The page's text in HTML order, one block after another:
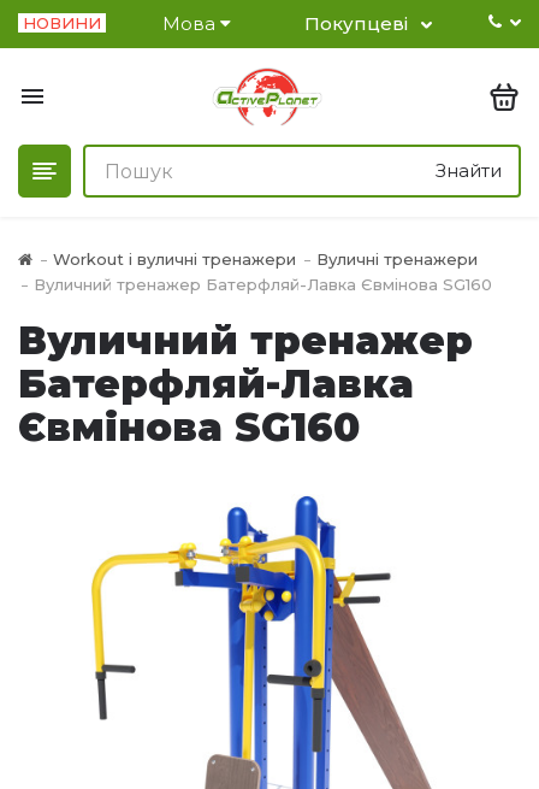
НОВИНИ Мова Покупцеві
Знайти
Workout і вуличні тренажери
Вуличні тренажери
Вуличний тренажер Батерфляй-Лавка Євмінова SG160
Вуличний тренажер
Батерфляй-Лавка
Євмінова SG160